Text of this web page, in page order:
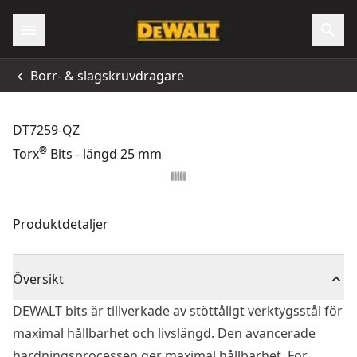
Borr- & slagskruvdragare
DT7259-QZ
Torx® Bits - längd 25 mm
Produktdetaljer
Översikt
DEWALT bits är tillverkade av stöttåligt verktygsstål för
maximal hållbarhet och livslängd. Den avancerade